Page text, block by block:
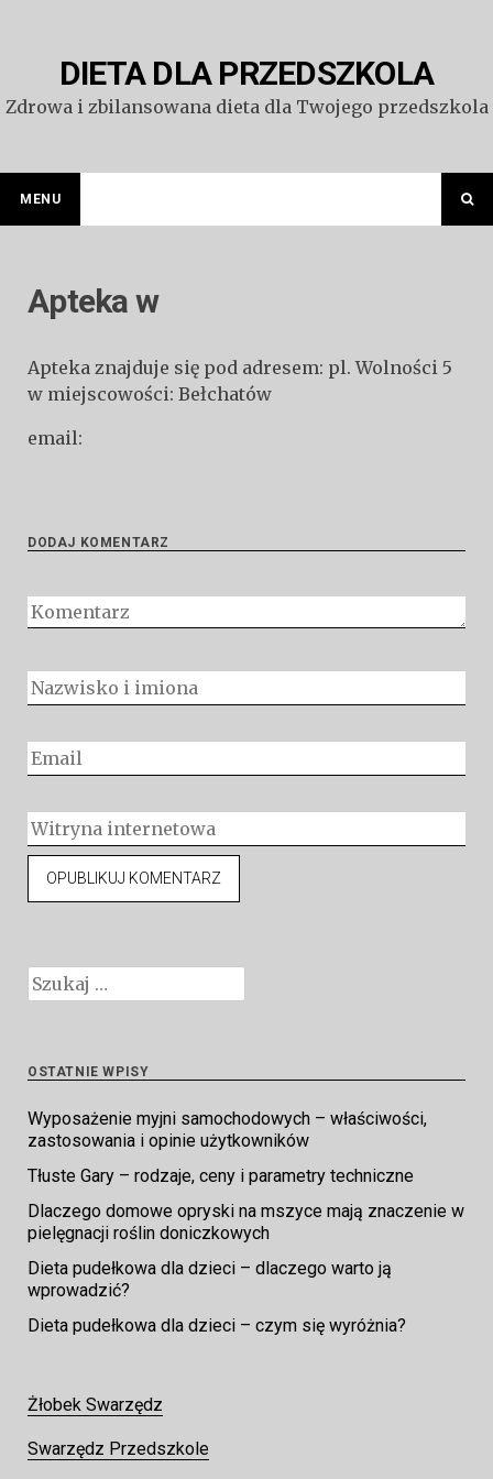
DIETA DLA PRZEDSZKOLA
Zdrowa i zbilansowana dieta dla Twojego przedszkola
MENU
Apteka w
Apteka znajduje się pod adresem: pl. Wolności 5
w miejscowości: Bełchatów
email:
DODAJ KOMENTARZ
Szukaj:
OSTATNIE WPISY
Wyposażenie myjni samochodowych – właściwości,
zastosowania i opinie użytkowników
Tłuste Gary – rodzaje, ceny i parametry techniczne
Dlaczego domowe opryski na mszyce mają znaczenie w
pielęgnacji roślin doniczkowych
Dieta pudełkowa dla dzieci – dlaczego warto ją
wprowadzić?
Dieta pudełkowa dla dzieci – czym się wyróżnia?
Żłobek Swarzędz
Swarzędz Przedszkole